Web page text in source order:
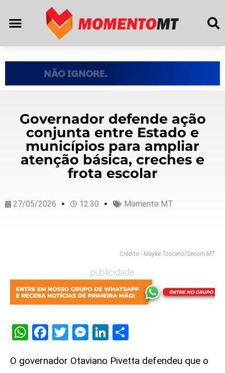
Governador defende ação
conjunta entre Estado e
municípios para ampliar
atenção básica, creches e
frota escolar
27/05/2026 12:30 Momento MT
Crédito - Mayke Toscano/Secom-MT
publicidade
WhatsApp
Facebook
Twitter
Messenger
LinkedIn
O governador Otaviano Pivetta defendeu que o